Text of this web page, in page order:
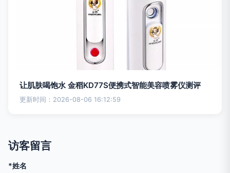
让肌肤喝饱水 金稻KD77S便携式智能美容喷雾仪测评
更新时间：2026-08-06 16:12:59
访客留言
*姓名